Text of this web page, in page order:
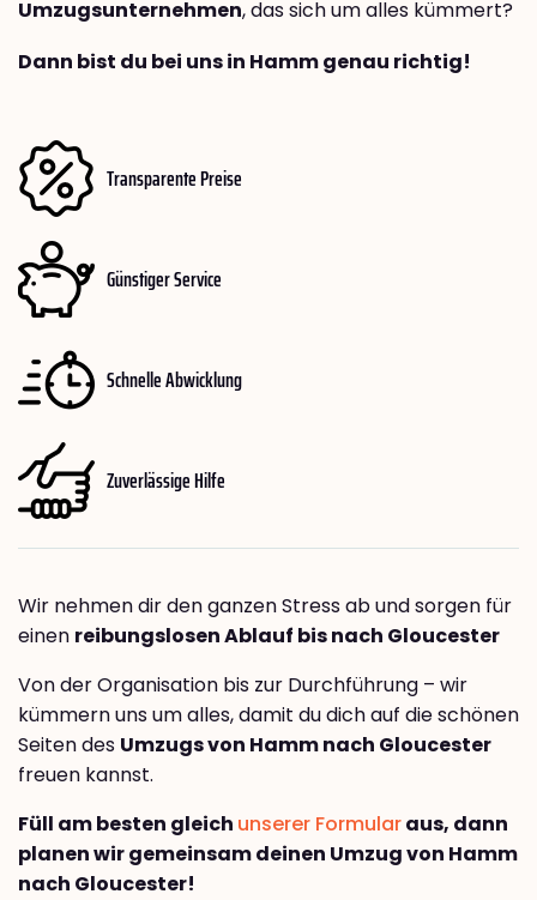
Umzugsunternehmen, das sich um alles kümmert?
Dann bist du bei uns in Hamm genau richtig!
Transparente Preise
Günstiger Service
Schnelle Abwicklung
Zuverlässige Hilfe
Wir nehmen dir den ganzen Stress ab und sorgen für
einen reibungslosen Ablauf bis nach Gloucester
Von der Organisation bis zur Durchführung – wir
kümmern uns um alles, damit du dich auf die schönen
Seiten des Umzugs von Hamm nach Gloucester
freuen kannst.
Füll am besten gleich unserer Formularaus, dann
planen wir gemeinsam deinen Umzug von Hamm
nach Gloucester!